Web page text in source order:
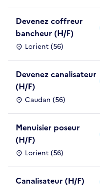
Devenez coffreur
bancheur (H/F)
Lorient (56)
Devenez canalisateur
(H/F)
Caudan (56)
Menuisier poseur
(H/F)
Lorient (56)
Canalisateur (H/F)